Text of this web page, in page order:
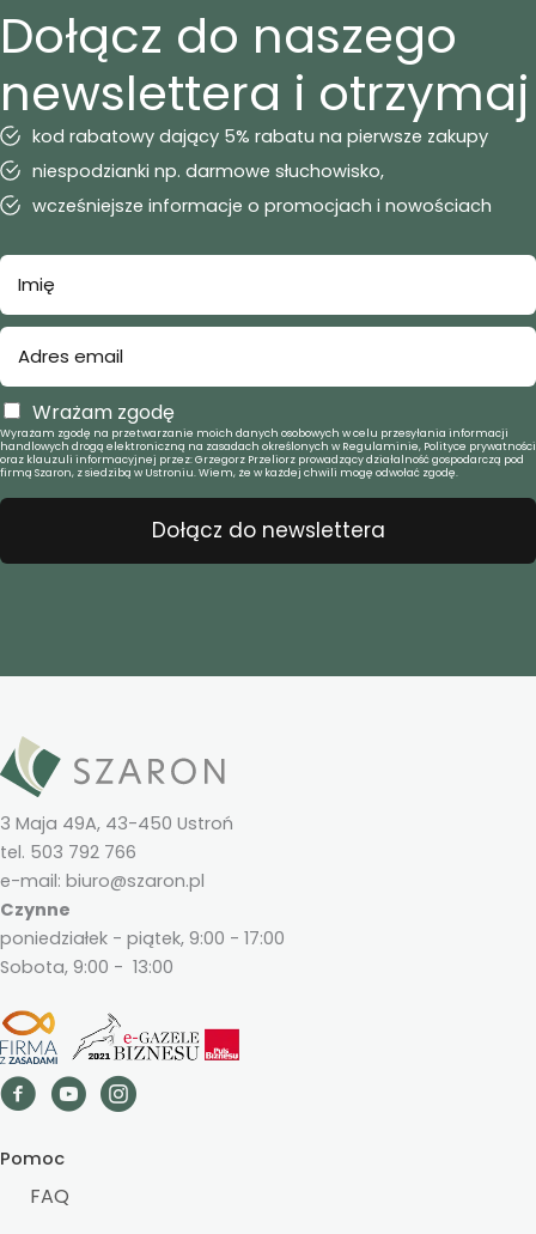
Dołącz do naszego
newslettera i otrzymaj
kod rabatowy dający 5% rabatu na pierwsze zakupy
niespodzianki np. darmowe słuchowisko,
wcześniejsze informacje o promocjach i nowościach
Wrażam zgodę
Wyrażam zgodę na przetwarzanie moich danych osobowych w celu przesyłania informacji
handlowych drogą elektroniczną na zasadach określonych w Regulaminie, Polityce prywatności
oraz klauzuli informacyjnej przez: Grzegorz Przeliorz prowadzący działalność gospodarczą pod
firmą Szaron, z siedzibą w Ustroniu. Wiem, że w każdej chwili mogę odwołać zgodę.
Dołącz do newslettera
3 Maja 49A, 43-450 Ustroń
tel. 503 792 766
e-mail: biuro@szaron.pl
Czynne
poniedziałek - piątek, 9:00 - 17:00
Sobota, 9:00 - 13:00
Pomoc
FAQ